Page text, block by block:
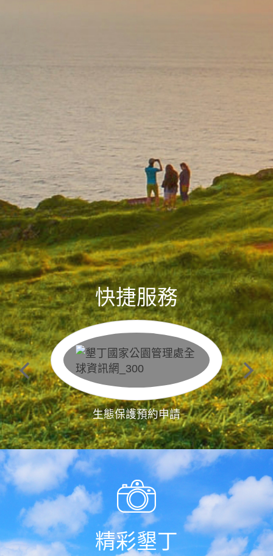
快捷服務
生態保護預約申請
精彩墾丁